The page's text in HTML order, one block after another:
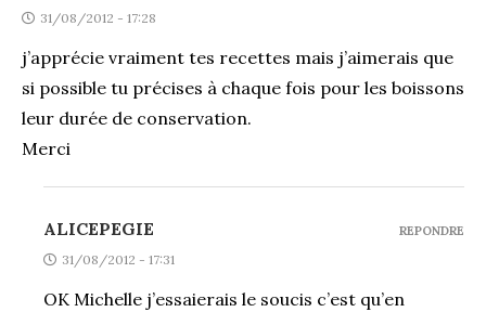
31/08/2012 - 17:28
j’apprécie vraiment tes recettes mais j’aimerais que
si possible tu précises à chaque fois pour les boissons
leur durée de conservation.
Merci
ALICEPEGIE
31/08/2012 - 17:31
OK Michelle j’essaierais le soucis c’est qu’en
REPONDRE